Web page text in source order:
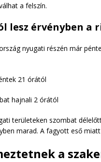
a felszín.
lesz érvényben a
nyugati részén már
21 órától
hajnali 2 órától
területeken szombat
marad. A fagyott eső
a